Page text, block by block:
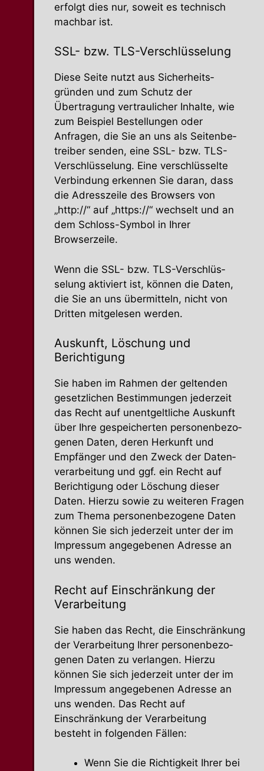
erfolgt dies nur, soweit es technisch
machbar ist.
SSL- bzw. TLS-Verschlüsselung
Diese Seite nutzt aus Sicher­heits­
gründen und zum Schutz der
Übertragung vertrau­licher Inhalte, wie
zum Beispiel Bestel­lungen oder
Anfragen, die Sie an uns als Seiten­be­
treiber senden, eine SSL- bzw. TLS-
Verschlüs­selung. Eine verschlüs­selte
Verbindung erkennen Sie daran, dass
die Adress­zeile des Browsers von
„http://“ auf „https://“ wechselt und an
dem Schloss-Symbol in Ihrer
Browserzeile.
Wenn die SSL- bzw. TLS-Verschlüs­
selung aktiviert ist, können die Daten,
die Sie an uns übermitteln, nicht von
Dritten mitge­lesen werden.
Auskunft, Löschung und
Berichtigung
Sie haben im Rahmen der geltenden
gesetz­lichen Bestim­mungen jederzeit
das Recht auf unent­gelt­liche Auskunft
über Ihre gespei­cherten perso­nen­be­zo­
genen Daten, deren Herkunft und
Empfänger und den Zweck der Daten­
ver­ar­beitung und ggf. ein Recht auf
Berich­tigung oder Löschung dieser
Daten. Hierzu sowie zu weiteren Fragen
zum Thema perso­nen­be­zogene Daten
können Sie sich jederzeit unter der im
Impressum angege­benen Adresse an
uns wenden.
Recht auf Einschränkung der
Verarbeitung
Sie haben das Recht, die Einschränkung
der Verar­beitung Ihrer perso­nen­be­zo­
genen Daten zu verlangen. Hierzu
können Sie sich jederzeit unter der im
Impressum angege­benen Adresse an
uns wenden. Das Recht auf
Einschränkung der Verar­beitung
besteht in folgenden Fällen:
Wenn Sie die Richtigkeit Ihrer bei